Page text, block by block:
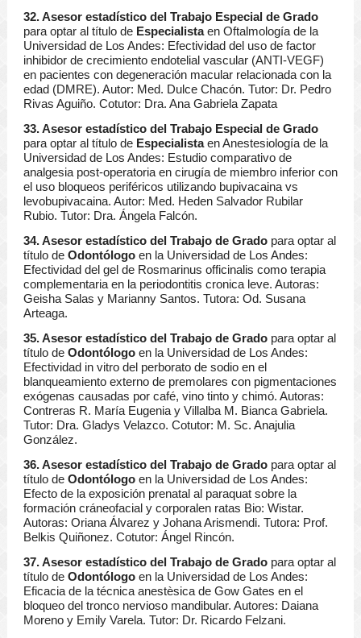
32. Asesor estadístico del Trabajo Especial de Grado
para optar al título de Especialistaen Oftalmología de la
Universidad de Los Andes: Efectividad del uso de factor
inhibidor de crecimiento endotelial vascular (ANTI-VEGF)
en pacientes con degeneración macular relacionada con la
edad (DMRE). Autor: Med. Dulce Chacón. Tutor: Dr. Pedro
Rivas Aguiño. Cotutor: Dra. Ana Gabriela Zapata
33. Asesor estadístico del Trabajo Especial de Grado
para optar al título de Especialistaen Anestesiología de la
Universidad de Los Andes: Estudio comparativo de
analgesia post-operatoria en cirugía de miembro inferior con
el uso bloqueos periféricos utilizando bupivacaina vs
levobupivacaina. Autor: Med. Heden Salvador Rubilar
Rubio. Tutor: Dra. Ángela Falcón.
34. Asesor estadístico del Trabajo de Gradopara optar al
título de Odontólogoen la Universidad de Los Andes:
Efectividad del gel de Rosmarinus officinalis como terapia
complementaria en la periodontitis cronica leve. Autoras:
Geisha Salas y Marianny Santos. Tutora: Od. Susana
Arteaga.
35. Asesor estadístico del Trabajo de Gradopara optar al
título de Odontólogoen la Universidad de Los Andes:
Efectividad in vitro del perborato de sodio en el
blanqueamiento externo de premolares con pigmentaciones
exógenas causadas por café, vino tinto y chimó. Autoras:
Contreras R. María Eugenia y Villalba M. Bianca Gabriela.
Tutor: Dra. Gladys Velazco. Cotutor: M. Sc. Anajulia
González.
36. Asesor estadístico del Trabajo de Gradopara optar al
título de Odontólogo en la Universidad de Los Andes:
Efecto de la exposición prenatal al paraquat sobre la
formación cráneofacial y corporalen ratas Bio: Wistar.
Autoras: Oriana Álvarez y Johana Arismendi. Tutora: Prof.
Belkis Quiñonez. Cotutor: Ángel Rincón.
37. Asesor estadístico del Trabajo de Gradopara optar al
título de Odontólogo en la Universidad de Los Andes:
Eficacia de la técnica anestèsica de Gow Gates en el
bloqueo del tronco nervioso mandibular. Autores: Daiana
Moreno y Emily Varela. Tutor: Dr. Ricardo Felzani.